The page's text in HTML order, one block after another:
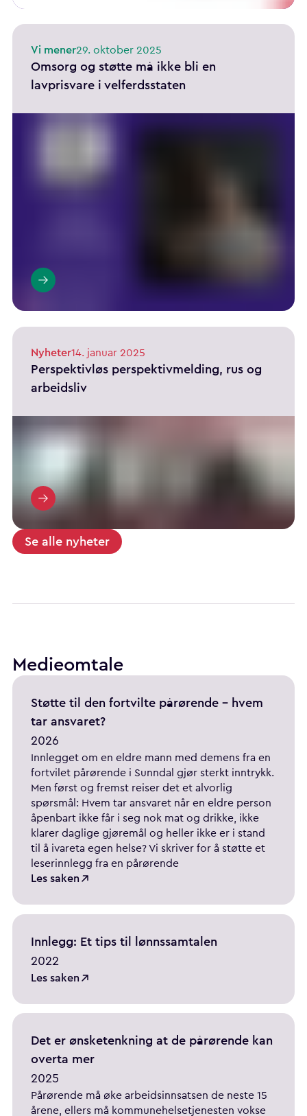
Se alle nyheter
Vi mener29. oktober 2025
Omsorg og støtte må ikke bli en
lavprisvare i velferdsstaten
Nyheter14. januar 2025
Perspektivløs perspektivmelding, rus og
arbeidsliv
Medieomtale
Støtte til den fortvilte pårørende - hvem
tar ansvaret?
2026
Innlegget om en eldre mann med demens fra en
fortvilet pårørende i Sunndal gjør sterkt inntrykk.
Men først og fremst reiser det et alvorlig
spørsmål: Hvem tar ansvaret når en eldre person
åpenbart ikke får i seg nok mat og drikke, ikke
klarer daglige gjøremål og heller ikke er i stand
til å ivareta egen helse? Vi skriver for å støtte et
leserinnlegg fra en pårørende
Les saken
Innlegg: Et tips til lønnssamtalen
2022
Les saken
Det er ønsketenkning at de pårørende kan
overta mer
2025
Pårørende må øke arbeidsinnsatsen de neste 15
årene, ellers må kommunehelsetjenesten vokse